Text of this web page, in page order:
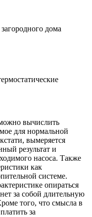
вычислить
для нормальной
вымеряется
результат и
насоса. Также
как
системе.
опираться
за собой длительную
того, что смысла в
за